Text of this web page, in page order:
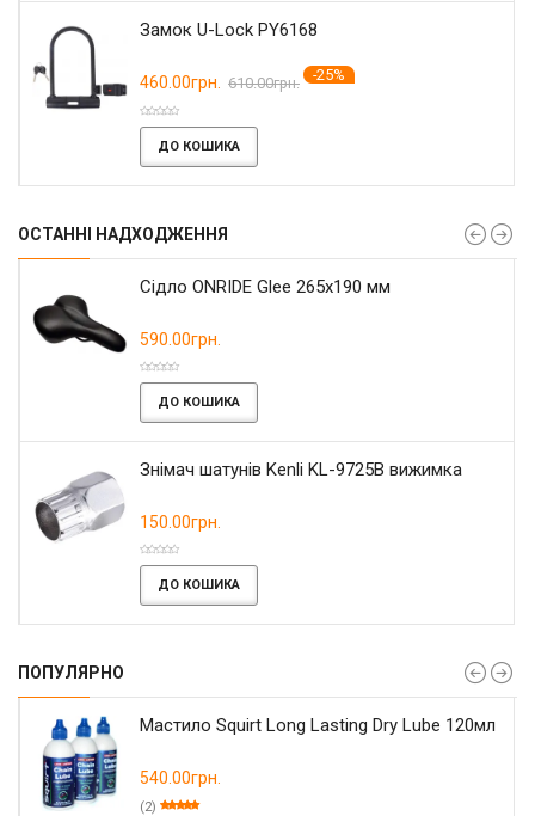
Замок U-Lock PY6168
460.00грн. 610.00грн. -25%
ДО КОШИКА
ОСТАННІ НАДХОДЖЕННЯ
Сідло ONRIDE Glee 265x190 мм
590.00грн.
ДО КОШИКА
Знімач шатунів Kenli KL-9725B вижимка
150.00грн.
ДО КОШИКА
ПОПУЛЯРНО
Мастило Squirt Long Lasting Dry Lube 120мл
540.00грн.
(2)